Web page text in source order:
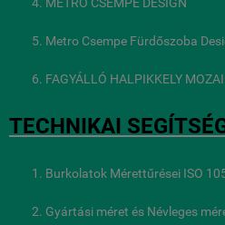
METRO CSEMPE DESIGN
Metro Csempe Fürdőszoba
FAGYÁLLÓ HALPIKKELY
TECHNIKAI
Burkolatok Mérettűrései ISO
Gyártási méret és Névleges